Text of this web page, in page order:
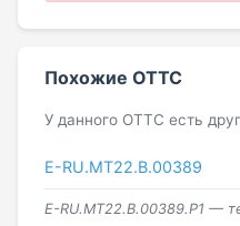
Похожие ОТТС
У данного ОТТС есть
E-RU.МТ22.B.00389
E-RU.МТ22.B.00389.Р1 —